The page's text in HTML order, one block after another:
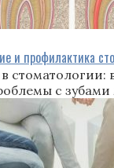
и профилактика
стоматологии:
с зубами